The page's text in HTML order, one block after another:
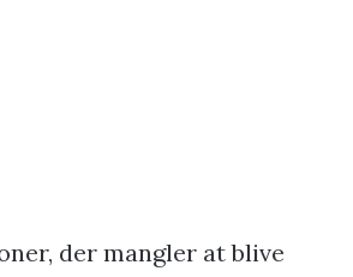
der mangler at blive